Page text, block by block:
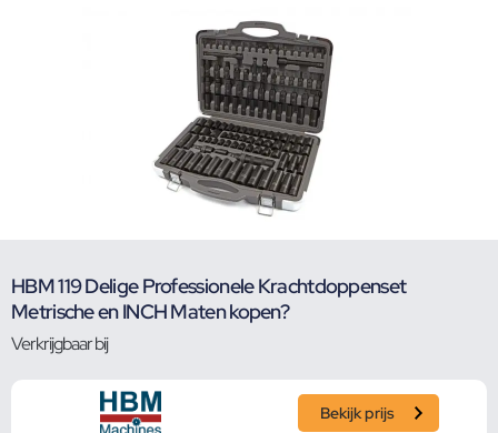
HBM 119 Delige Professionele Krachtdoppenset
Metrische en INCH Maten kopen?
Verkrijgbaar bij
Bekijk prijs